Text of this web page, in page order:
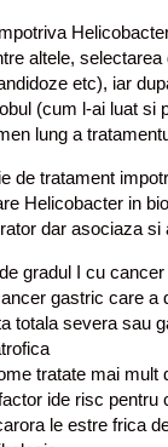
altele,
etc), iar
(cum l-ai luat si
lung a
de tratament
Helicobacter in
dar asociaza si
gradul I cu
gastric care a
totala severa sau
tratate mai mult
ide risc pentru
le estre frica